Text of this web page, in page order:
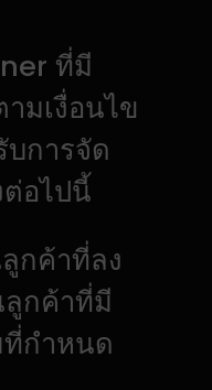
ที่มี
มเงื่อนไข
การจัด
อไปนี้
กค้าที่ลง
กค้าที่มี
กำหนด